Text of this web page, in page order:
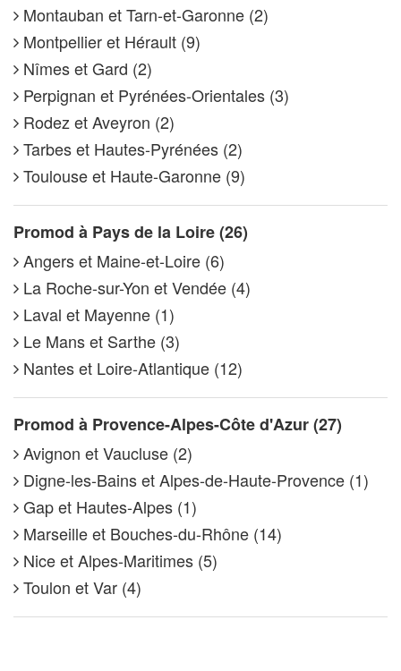
Montauban et Tarn-et-Garonne (2)
Montpellier et Hérault (9)
Nîmes et Gard (2)
Perpignan et Pyrénées-Orientales (3)
Rodez et Aveyron (2)
Tarbes et Hautes-Pyrénées (2)
Toulouse et Haute-Garonne (9)
Promod à Pays de la Loire (26)
Angers et Maine-et-Loire (6)
La Roche-sur-Yon et Vendée (4)
Laval et Mayenne (1)
Le Mans et Sarthe (3)
Nantes et Loire-Atlantique (12)
Promod à Provence-Alpes-Côte d'Azur (27)
Avignon et Vaucluse (2)
Digne-les-Bains et Alpes-de-Haute-Provence (1)
Gap et Hautes-Alpes (1)
Marseille et Bouches-du-Rhône (14)
Nice et Alpes-Maritimes (5)
Toulon et Var (4)